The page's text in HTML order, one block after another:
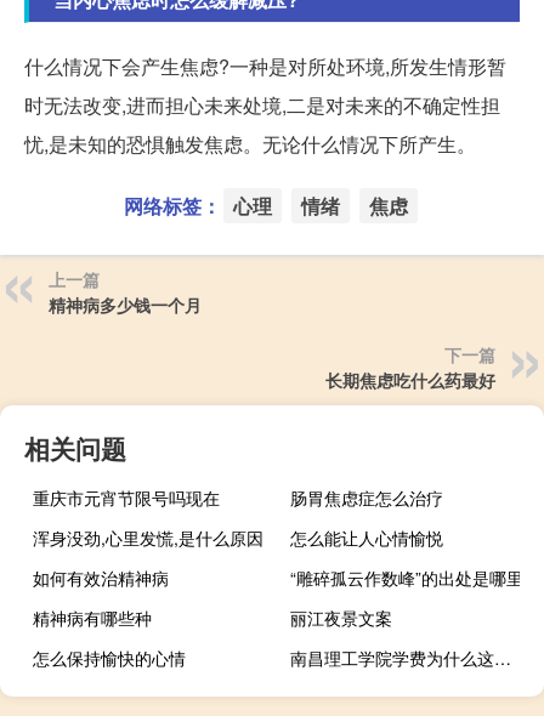
什么情况下会产生焦虑?一种是对所处环境,所发生情形暂
时无法改变,进而担心未来处境,二是对未来的不确定性担
忧,是未知的恐惧触发焦虑。无论什么情况下所产生。
网络标签： 心理 情绪 焦虑
上一篇
精神病多少钱一个月
下一篇
长期焦虑吃什么药最好
相关问题
重庆市元宵节限号吗现在
肠胃焦虑症怎么治疗
浑身没劲,心里发慌,是什么原因
怎么能让人心情愉悦
如何有效治精神病
“雕碎孤云作数峰”的出处是哪里
精神病有哪些种
丽江夜景文案
怎么保持愉快的心情
南昌理工学院学费为什么这么贵 南昌理工学院学费